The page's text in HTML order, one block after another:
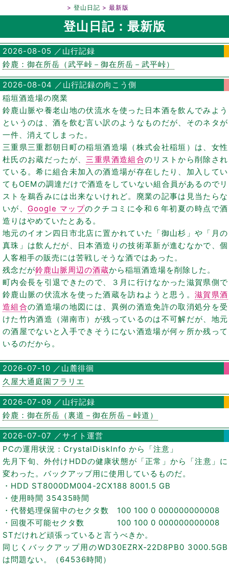
登山日記 最新版
登山日記：最新版
2026-08-05 ／山行記録
鈴鹿：御在所岳（武平峠－御在所岳－武平峠）
2026-08-04 ／山行記録の向こう側
稲垣酒造場の廃業
鈴鹿山脈や養老山地の伏流水を使った日本酒を飲んでみよう
というのは、酒を飲む言い訳のようなものだが、そのネタが
一件、消えてしまった。
三重県三重郡朝日町の稲垣酒造場（株式会社稲垣）は、女性
杜氏のお蔵だったが、三重県酒造組合のリストから削除され
ている。希に組合未加入の酒造場が存在したり、加入してい
てもOEMの調達だけで酒造をしていない組合員があるのでリ
ストを鵜呑みには出来ないけれど。廃業の記事は見当たらな
いが、 Google マップのクチコミに令和６年初夏の時点で酒
造りはやめていたとある。
地元のイオン四日市北店に置かれていた「御山杉」や「月の
真珠」は飲んだが、日本酒造りの技術革新が進むなかで、個
人客相手の販売には苦戦しそうな酒ではあった。
残念だが鈴鹿山脈周辺の酒蔵から稲垣酒造場を削除した。
町内会長を引退できたので、３月に行けなかった滋賀県側で
鈴鹿山脈の伏流水を使った酒蔵を訪ねようと思う。 滋賀県酒
造組合の酒造場の地図には、異例の酒造免許の取消処分を受
けた竹内酒造（湖南市）が残っているのは不可解だが、地元
の酒屋でないと入手できそうにない酒造場が何ヶ所か残って
いるのだから。
2026-07-10 ／山麓徘徊
久屋大通庭園フラリエ
2026-07-09 ／山行記録
鈴鹿：御在所岳（裏道－御在所岳－峠道）
2026-07-07 ／サイト運営
PCの運用状況：CrystalDiskInfo から「注意」
先月下旬、外付けHDDの健康状態が「正常」から「注意」に
変わった。バックアップ用に使用しているものだ。
・HDD ST8000DM004-2CX188 8001.5 GB
・使用時間 35435時間
・代替処理保留中のセクタ数 100 100 0 000000000008
・回復不可能セクタ数 100 100 0 000000000008
STだけれど頑張っていると言うべきか。
同じくバックアップ用のWD30EZRX-22D8PB0 3000.5GB
は問題ない。（64536時間）